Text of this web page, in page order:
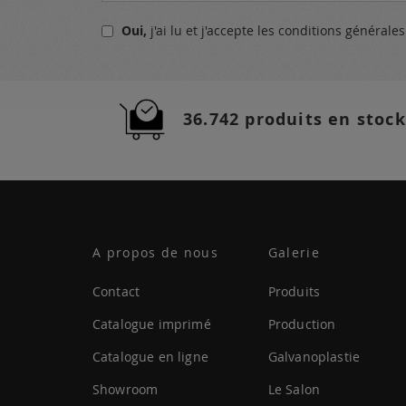
lettreOui, j'ai lu et j'accepte les conditions générales
36.742 produits en stock
A propos de nous
Contact
Catalogue imprimé
Catalogue en ligne
Showroom
Galerie
Produits
Production
Galvanoplastie
Le Salon